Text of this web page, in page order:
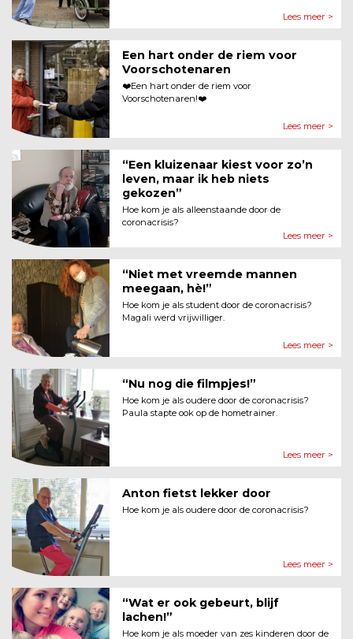
Lees meer >
Een hart onder de riem voor
Voorschotenaren
❤️Een hart onder de riem voor
Voorschotenaren!❤️
Lees meer >
“Een kluizenaar kiest voor zo’n
leven, maar ik heb niets
gekozen”
Hoe kom je als alleenstaande door de
coronacrisis?
Lees meer >
“Niet met vreemde mannen
meegaan, hè!”
Hoe kom je als student door de coronacrisis?
Magali werd vrijwilliger.
Lees meer >
“Nu nog die filmpjes!”
Hoe kom je als oudere door de coronacrisis?
Paula stapte ook op de hometrainer.
Lees meer >
Anton fietst lekker door
Hoe kom je als oudere door de coronacrisis?
Lees meer >
“Wat er ook gebeurt, blijf
lachen!”
Hoe kom je als moeder van zes kinderen door de